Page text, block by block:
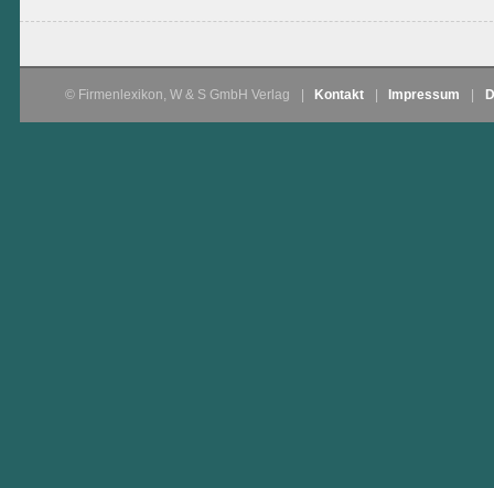
© Firmenlexikon, W & S GmbH Verlag Kontakt Impressum